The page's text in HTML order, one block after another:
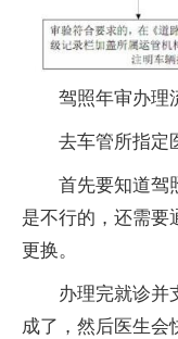
驾照年审办理
去车管所指定
首先要知道驾
是不行的，还需要
更换。
办理完就诊并
成了，然后医生会